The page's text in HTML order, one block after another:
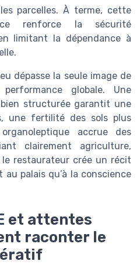
parcelles. À terme, cette
renforce la sécurité
limitant la dépendance à
dépasse la seule image de
globale. Une
structurée garantit une
une fertilité des sols plus
accrue des
clairement agriculture,
restaurateur crée un récit
palais qu’à la conscience
et attentes
raconter le